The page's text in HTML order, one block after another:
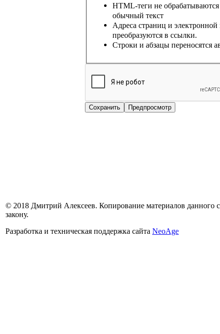
HTML-теги не
обычный текст
Адреса страниц и
преобразуются в ссылки.
Строки и абзацы переносятся
© 2018 Дмитрий Алексеев. Копирование материалов данного
закону.
Разработка и техническая поддержка сайта NeoAge